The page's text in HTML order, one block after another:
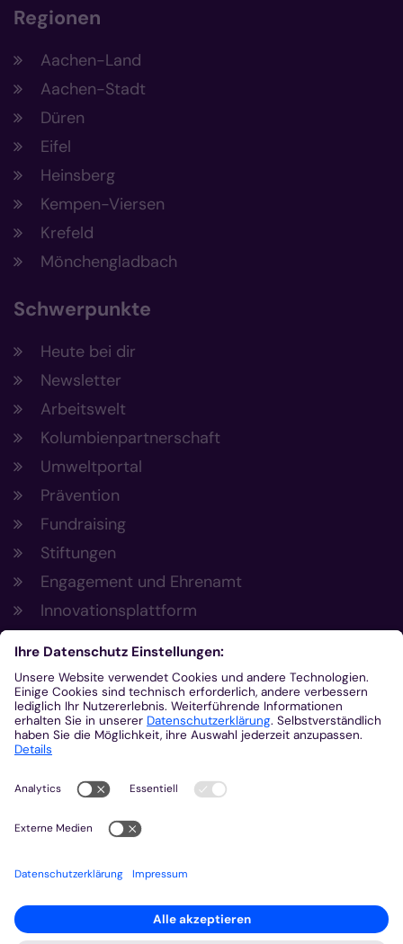
Regionen
Aachen-Land
Aachen-Stadt
Düren
Eifel
Heinsberg
Kempen-Viersen
Krefeld
Mönchengladbach
Schwerpunkte
Heute bei dir
Newsletter
Arbeitswelt
Kolumbienpartnerschaft
Umweltportal
Prävention
Fundraising
Stiftungen
Engagement und Ehrenamt
Innovationsplattform
Aus der Plattform
Nachrichten
Veranstaltungen
Gottesdienste
Stellenangebote
Kirchenzeitung
Amtsblatt (Kirchlicher Anzeiger)
Rechtsdatenbank
Meldestelle gemäß Hinweisgeberschutzgesetz